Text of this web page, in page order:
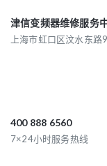
津信变频器维修服务
上海市虹口区汶水东
400 888 6560
7×24小时服务热线